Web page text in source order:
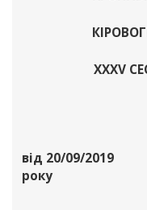
XХХV
від 20/09/2019
року